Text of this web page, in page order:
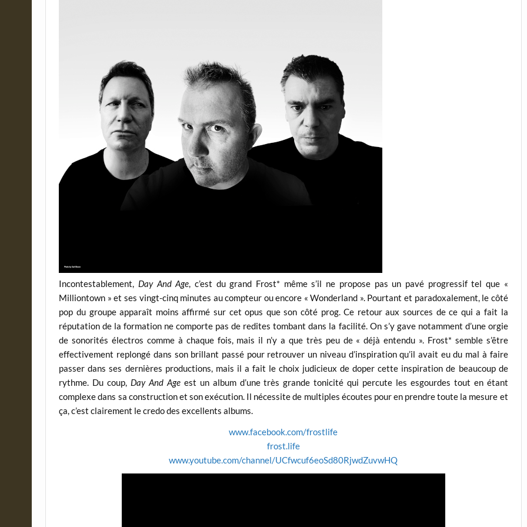
Incontestablement, Day And Age, c’est du grand Frost* même s’il ne propose pas un pavé progressif tel que «
Milliontown » et ses vingt-cinq minutes au compteur ou encore « Wonderland ». Pourtant et paradoxalement, le côté
pop du groupe apparaît moins affirmé sur cet opus que son côté prog. Ce retour aux sources de ce qui a fait la
réputation de la formation ne comporte pas de redites tombant dans la facilité. On s’y gave notamment d’une orgie
de sonorités électros comme à chaque fois, mais il n’y a que très peu de « déjà entendu ». Frost* semble s’être
effectivement replongé dans son brillant passé pour retrouver un niveau d’inspiration qu’il avait eu du mal à faire
passer dans ses dernières productions, mais il a fait le choix judicieux de doper cette inspiration de beaucoup de
rythme. Du coup, Day And Ageest un album d’une très grande tonicité qui percute les esgourdes tout en étant
complexe dans sa construction et son exécution. Il nécessite de multiples écoutes pour en prendre toute la mesure et
ça, c’est clairement le credo des excellents albums.
www.facebook.com/frostlife
frost.life
www.youtube.com/channel/UCfwcuf6eoSd80RjwdZuvwHQ